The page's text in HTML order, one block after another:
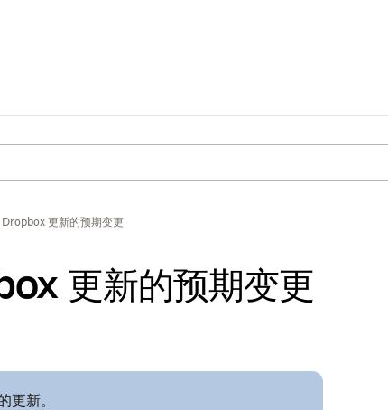
更新的预期变更
更新的预期变更
新。